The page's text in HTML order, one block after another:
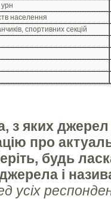
урн
населення
спортивних секцій
з яких
про
будь
і
усіх